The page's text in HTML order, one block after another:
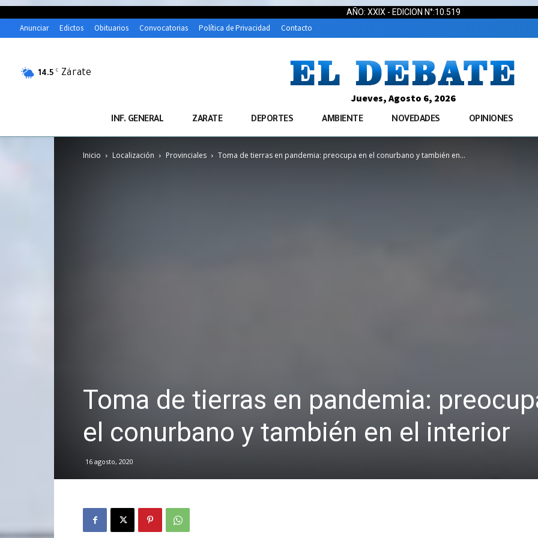
AÑO: XXIX - EDICION N°:10.519
Anunciar Edictos Obituarios Convocatorias Política de Privacidad Contacto
14.5 C Zárate
Jueves, Agosto 6, 2026
INF. GENERAL ZARATE DEPORTES AMBIENTE NOVEDADES OPINIONES
Inicio Localización Provinciales Toma de tierras en pandemia: preocupa en el conurbano y también en...
Toma de tierras en pandemia:
el conurbano y también en el interior
16 agosto, 2020